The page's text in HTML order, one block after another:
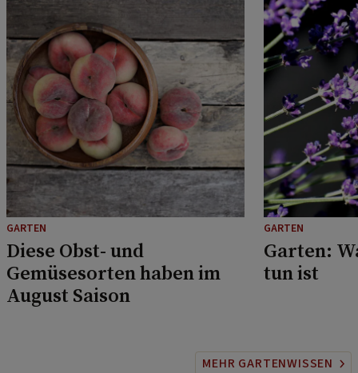
GARTEN
Diese Obst- und
Gemüsesorten haben im
August Saison
GARTEN
Garten:
tun ist
MEHR GARTENWISSEN